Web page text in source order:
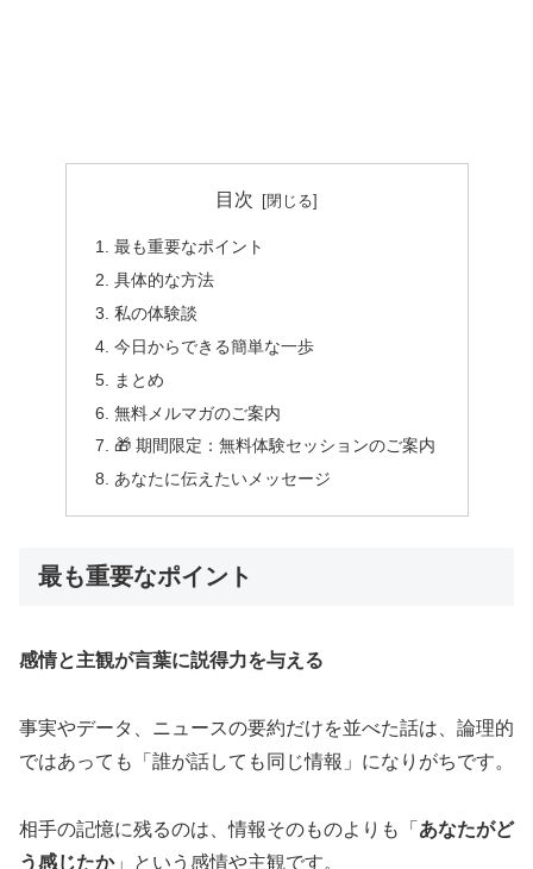
目次
最も重要なポイント
具体的な方法
私の体験談
今日からできる簡単な一歩
まとめ
無料メルマガのご案内
🎁 期間限定：無料体験セッションのご案内
あなたに伝えたいメッセージ
最も重要なポイント
感情と主観が言葉に説得力を与える
事実やデータ、ニュースの要約だけを並べた話は、論理的
ではあっても「誰が話しても同じ情報」になりがちです。
相手の記憶に残るのは、情報そのものよりも「 あなたがど
う感じたか」という感情や主観です。